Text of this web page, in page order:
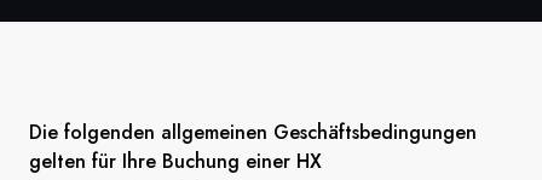
Schweiz
USA
Schweiz
Die folgenden allgemeinen Geschäftsbedingungen
gelten für Ihre Buchung einer HX